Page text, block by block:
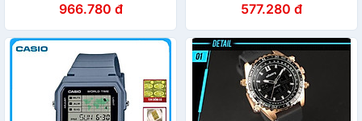
966.780 đ 577.280 đ